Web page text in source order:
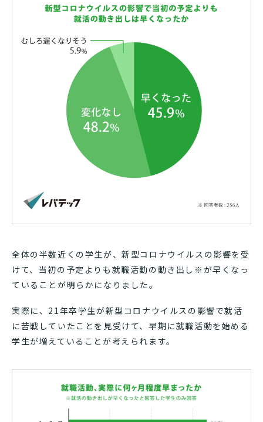
全体の半数近くの学生が、新型コロナウイルスの影響を受
けて、当初の予定よりも就職活動の動き出し※が早くなっ
ていることが明らかになりました。
実際に、21年卒学生が新型コロナウイルスの影響で就活
に苦戦していたことを見受けて、早期に就職活動を始める
学生が増えていることが考えられます。